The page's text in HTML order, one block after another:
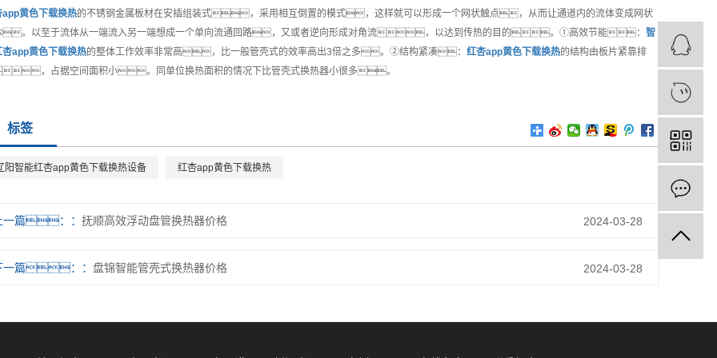
app黄色下载换热的不锈钢金属板材在安插组装式，采用相互倒置的模式，这样就可以形成一个网状触点，从而让通道内的流体变成网状
。以至于流体从一端流入另一端想成一个单向流通回路，又或者逆向形成对角流，以达到传热的目的。①高效节能： 智
杏app黄色下载换热的整体工作效率非常高，比一般管壳式的效率高出3倍之多。②结构紧凑： 红杏app黄色下载换热的结构由板片紧靠排
，占据空间面积小。同单位换热面积的情况下比管壳式换热器小很多。
标签
阳智能红杏app黄色下载换热设备 红杏app黄色下载换热
一篇： 抚顺高效浮动盘管换热器价格 2024-03-28
一篇： 盘锦智能管壳式换热器价格 2024-03-28